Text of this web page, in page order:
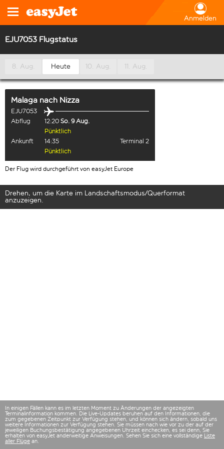
Anmelden
EJU7053 Flugstatus
8. Aug. Heute 10. Aug. 11. Aug.
Malaga nach Nizza
EJU7053
Abflug
12:20 So. 9 Aug.
Pünktlich
Ankunft
14:35
Terminal 2
Pünktlich
Der Flug wird durchgeführt von easyJet Europe
Drehen, um die Karte im Landschaftsmodus/Querformat
anzuzeigen.
In einigen Fällen kann es im letzten Moment zu Änderungen der angezeigten
Terminalinformation kommen. Die Live-Updates beruhen auf den Informationen, die
zum gegebenen Zeitpunkt zur Verfügung stehen, und können sich ändern, sobald uns
weitere Informationen zur Verfügung stehen. Sie müssen nach wie vor zu der auf der
jeweiligen Buchungsbestätigung angegebenen Uhrzeit einchecken, es sei denn, Sie
erhalten von easyJet anderweitige Anweisungen. Sehen Sie sich eine vollständige Liste
aller Flüge an.